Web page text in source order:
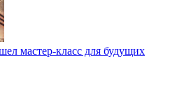
мастер-класс для будущих